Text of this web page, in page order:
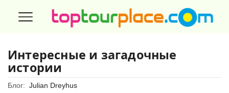
Интересные и загадочные
истории
Блог: Julian Dreyhus